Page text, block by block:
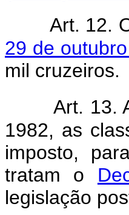
Art. 12.
29 de
mil cruzeiros.
Art. 13.
1982, as
imposto,
tratam o
legislação